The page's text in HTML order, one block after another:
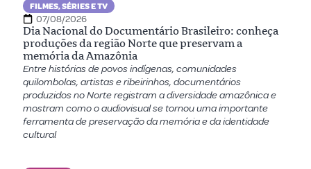
FILMES, SÉRIES E TV
07/08/2026
Dia Nacional do Documentário Brasileiro: conheça
produções da região Norte que preservam a
memória da Amazônia
Entre histórias de povos indígenas, comunidades
quilombolas, artistas e ribeirinhos, documentários
produzidos no Norte registram a diversidade amazônica e
mostram como o audiovisual se tornou uma importante
ferramenta de preservação da memória e da identidade
cultural